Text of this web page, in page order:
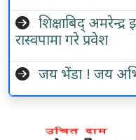
शिक्षाबिद्
रास्वपामा गरे प्रवेश
जय भेंडा ! जय